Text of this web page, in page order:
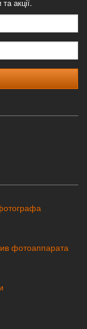
акції.
фотоаппарата